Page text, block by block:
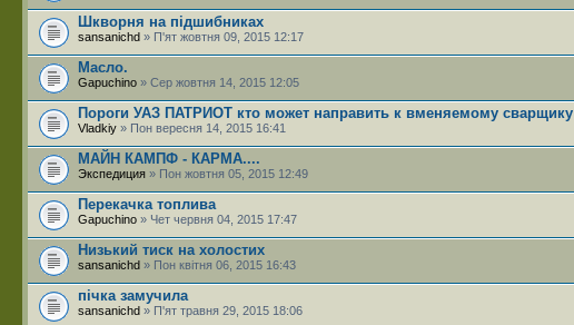
Шкворня на підшибниках
sansanichd » П'ят жовтня 09, 2015 12:17
Масло.
Gapuchino » Сер жовтня 14, 2015 12:05
Пороги УАЗ ПАТРИОТ кто может направить к вменяемому сварщику
Vladkiy » Пон вересня 14, 2015 16:41
МАЙН КАМПФ - КАРМА....
Экспедиция » Пон жовтня 05, 2015 12:49
Перекачка топлива
Gapuchino » Чет червня 04, 2015 17:47
Низький тиск на холостих
sansanichd » Пон квітня 06, 2015 16:43
пічка замучила
sansanichd » П'ят травня 29, 2015 18:06